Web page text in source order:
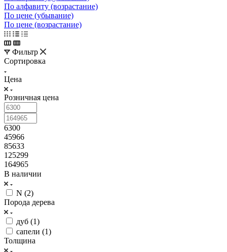
По алфавиту (возрастание)
По цене (убывание)
По цене (возрастание)
Фильтр
Сортировка
Цена
Розничная цена
6300
45966
85633
125299
164965
В наличии
N (2)
Порода дерева
дуб (1)
сапели (1)
Толщина